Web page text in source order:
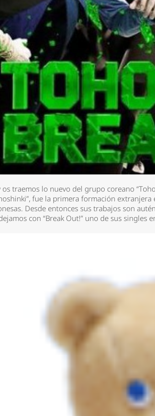
os traemos lo nuevo del grupo coreano
fue la primera formación
Desde entonces sus trabajos son
con “Break Out!” uno de sus singles
Email *